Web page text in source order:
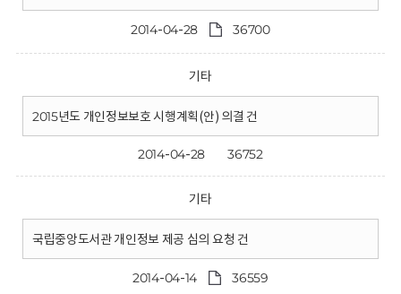
2014-04-28 36700
기타
2015년도 개인정보보호 시행계획(안) 의결 건
2014-04-28 36752
기타
국립중앙도서관 개인정보 제공 심의 요청 건
2014-04-14 36559